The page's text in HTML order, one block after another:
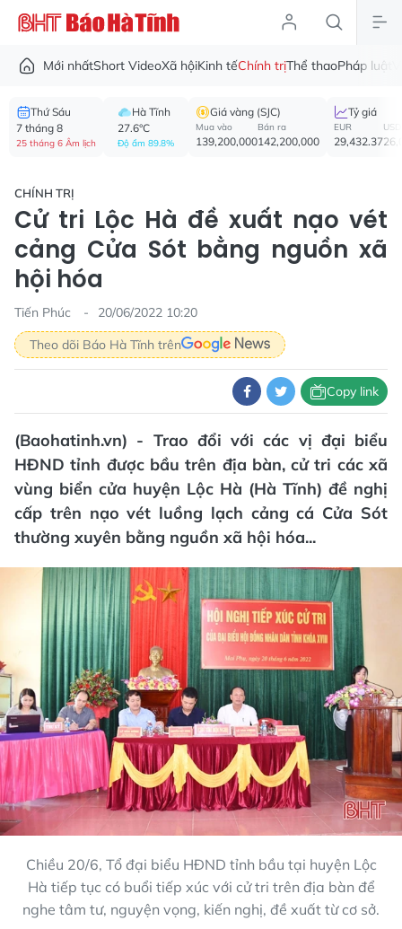
Mới nhấtShort VideoXã hộiKinh tếChính trịThể thaoPháp luật
Thứ Sáu
7 tháng 8
25 tháng 6 Âm lịch
Hà Tĩnh
27.6°C
Độ ẩm 89.8%
Giá vàng (SJC)
Mua vào
139,200,000
Bán ra
142,200,000
Tỷ giá
EUR
29,432.37
USD
CHÍNH TRỊ
Cử tri Lộc Hà đề xuất nạo vét
cảng Cửa Sót bằng nguồn xã
hội hóa
Tiến Phúc
20/06/2022 10:20
Theo dõi Báo Hà Tĩnh trên
Copy link
(Baohatinh.vn) - Trao đổi với các vị đại biểu
HĐND tỉnh được bầu trên địa bàn, cử tri các xã
vùng biển cửa huyện Lộc Hà (Hà Tĩnh) đề nghị
cấp trên nạo vét luồng lạch cảng cá Cửa Sót
thường xuyên bằng nguồn xã hội hóa...
Chiều 20/6, Tổ đại biểu HĐND tỉnh bầu tại huyện Lộc
Hà tiếp tục có buổi tiếp xúc với cử tri trên địa bàn để
nghe tâm tư, nguyện vọng, kiến nghị, đề xuất từ cơ sở.